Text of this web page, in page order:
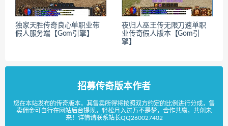
独家天胜传奇良心单职业带
假人服务端【Gom引擎】
夜归人巫王传无限刀速单职
业传奇假人版本【Gom引
擎】
招募传奇版本作者
您在本站发布的传奇版本，其售卖所得将按照双方约定的比例进行分成，售
卖佣金可自行在网站后台提现，轻松月入过万不是梦，合作共赢，共创未
来！详情请联系站长QQ260027402